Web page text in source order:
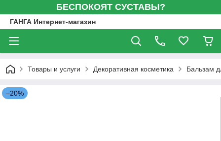
БЕСПОКОЯТ СУСТАВЫ?
ГАНГА Интернет-магазин
Товары и услуги Декоративная косметика Бальзам
–20%